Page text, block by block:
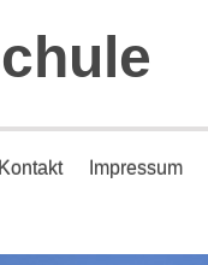
Kontakt Impressum